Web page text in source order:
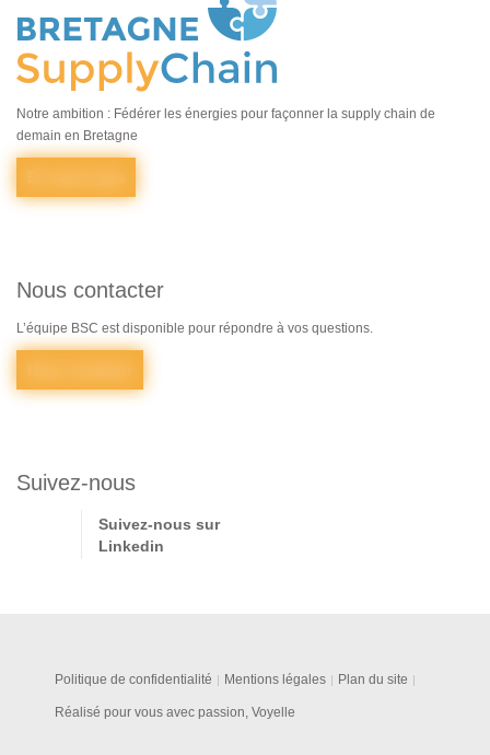
Notre ambition : Fédérer les énergies pour façonner la supply chain de
demain en Bretagne
Nous contacter
L’équipe BSC est disponible pour répondre à vos questions.
Suivez-nous
Suivez-nous sur
Linkedin
Politique de confidentialité Mentions légales Plan du site
Réalisé pour vous avec passion, Voyelle